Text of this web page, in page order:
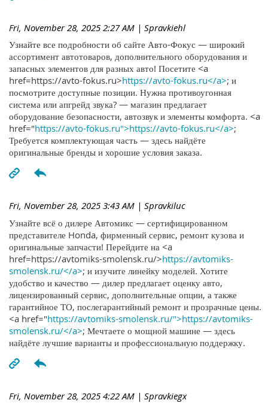
Fri, November 28, 2025 2:27 AM | Spravkiehl
Узнайте все подробности об сайте Авто-Фокус — широкий
ассортимент автотоваров, дополнительного оборудования и
запасных элементов для разных авто! Посетите <a
href=https://avto-fokus.ru>https://avto-fokus.ru</a>; и
посмотрите доступные позиции. Нужна противоугонная
система или апгрейд звука? — магазин предлагает
оборудование безопасности, автозвук и элементы комфорта. <a
href="https://avto-fokus.ru">https://avto-fokus.ru</a>;
Требуется комплектующая часть — здесь найдёте
оригинальные бренды и хорошие условия заказа.
Fri, November 28, 2025 3:43 AM | Spravkiluc
Узнайте всё о дилере Автомикс — сертифицированном
представителе Honda, фирменный сервис, ремонт кузова и
оригинальные запчасти! Перейдите на <a
href=https://avtomiks-smolensk.ru/>https://avtomiks-
smolensk.ru/</a>; и изучите линейку моделей. Хотите
удобство и качество — дилер предлагает оценку авто,
лицензированный сервис, дополнительные опции, а также
гарантийное ТО, послегарантийный ремонт и прозрачные цены.
<a href="https://avtomiks-smolensk.ru/">https://avtomiks-
smolensk.ru/</a>; Мечтаете о мощной машине — здесь
найдёте лучшие варианты и профессиональную поддержку.
Fri, November 28, 2025 4:22 AM | Spravkiegx